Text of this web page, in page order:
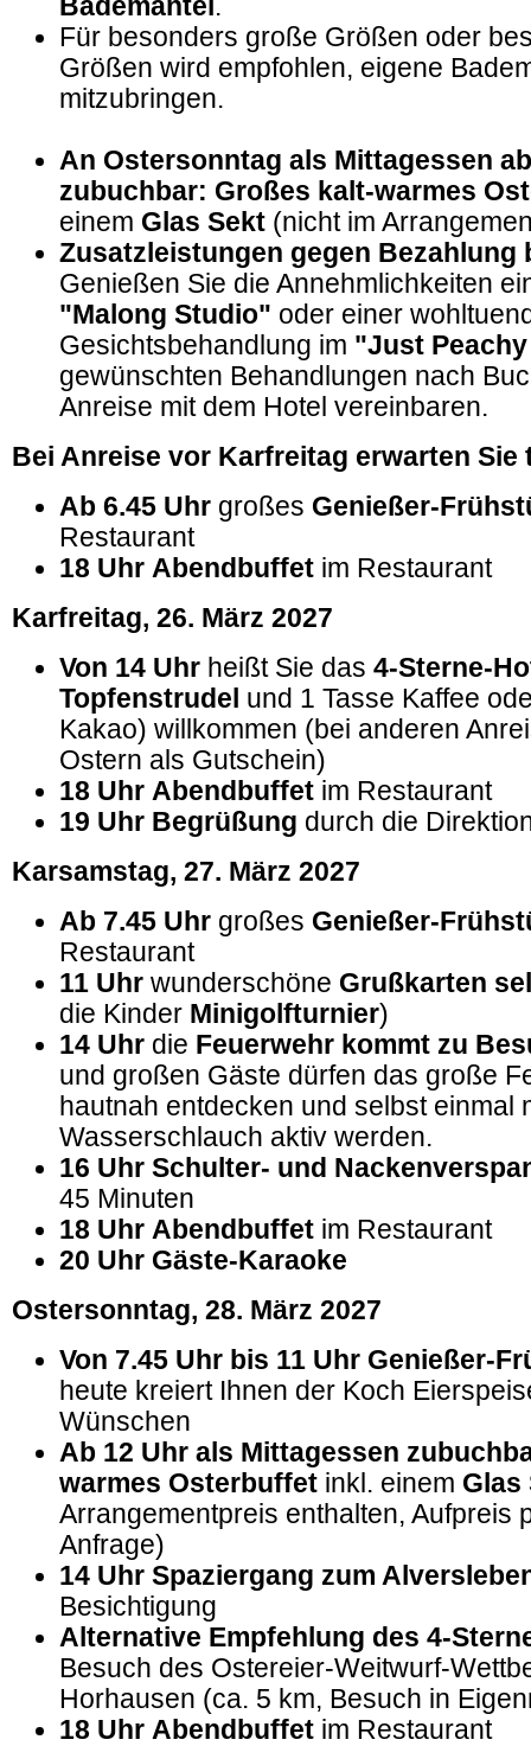
Bademantel .
Für besonders große Größen oder
Größen wird empfohlen, eigene
mitzubringen.
An Ostersonntag als Mittagessen ab
zubuchbar: Großes kalt-warmes
einem Glas Sekt (nicht im
Zusatzleistungen gegen Bezahlung
Genießen Sie die Annehmlichkeiten
"Malong Studio" oder einer
Gesichtsbehandlung im "Just
gewünschten Behandlungen nach
Anreise mit dem Hotel vereinbaren.
Bei Anreise vor Karfreitag erwarten Sie
Ab 6.45 Uhr großes Genießer-
Restaurant
18 Uhr Abendbuffet im Restaurant
Karfreitag, 26. März 2027
Von 14 Uhr heißt Sie das 4-Sterne-
Topfenstrudel und 1 Tasse Kaffee
Kakao) willkommen (bei anderen
Ostern als Gutschein)
18 Uhr Abendbuffet im Restaurant
19 Uhr Begrüßung durch die
Karsamstag, 27. März 2027
Ab 7.45 Uhr großes Genießer-
Restaurant
11 Uhr wunderschöne Grußkarten
die Kinder Minigolfturnier)
14 Uhr die Feuerwehr kommt zu
und großen Gäste dürfen das große
hautnah entdecken und selbst einmal
Wasserschlauch aktiv werden.
16 Uhr Schulter- und
45 Minuten
18 Uhr Abendbuffet im Restaurant
20 Uhr Gäste-Karaoke
Ostersonntag, 28. März 2027
Von 7.45 Uhr bis 11 Uhr Genießer-
heute kreiert Ihnen der Koch
Wünschen
Ab 12 Uhr als Mittagessen
warmes Osterbuffet inkl. einem Glas
Arrangementpreis enthalten, Aufpreis
Anfrage)
14 Uhr Spaziergang zum
Besichtigung
Alternative Empfehlung des 4-
Besuch des Ostereier-Weitwurf-
Horhausen (ca. 5 km, Besuch in
18 Uhr Abendbuffet im Restaurant